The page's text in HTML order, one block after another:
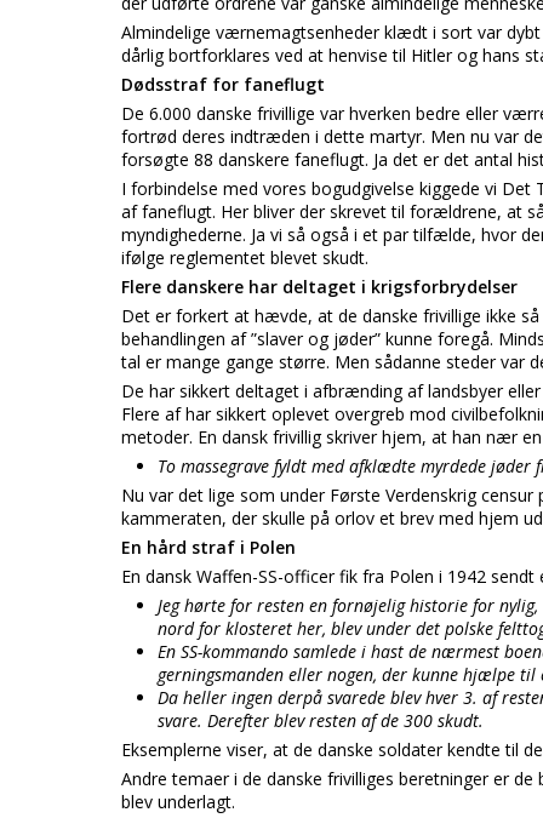
Almindelige værnemagtsenheder klædt i sort var
dårlig bortforklares ved at henvise til Hitler og hans
Dødsstraf for faneflugt
De 6.000 danske frivillige var hverken bedre eller
fortrød deres indtræden i dette martyr. Men nu var
forsøgte 88 danskere faneflugt. Ja det er det antal
I forbindelse med vores bogudgivelse kiggede vi
af faneflugt. Her bliver der skrevet til forældrene, at
myndighederne. Ja vi så også i et par tilfælde, hvor
ifølge reglementet blevet skudt.
Flere danskere har deltaget i krigsforbrydelser
Det er forkert at hævde, at de danske frivillige ikke
behandlingen af ”slaver og jøder” kunne foregå.
tal er mange gange større. Men sådanne steder var
De har sikkert deltaget i afbrænding af landsbyer
Flere af har sikkert oplevet overgreb mod
metoder. En dansk frivillig skriver hjem, at han nær
To massegrave fyldt med afklædte myrdede
Nu var det lige som under Første Verdenskrig
kammeraten, der skulle på orlov et brev med hjem
En hård straf i Polen
En dansk Waffen-SS-officer fik fra Polen i 1942
Jeg hørte for resten en fornøjelig historie for
nord for klosteret her, blev under det polske
En SS-kommando samlede i hast de nærmest
gerningsmanden eller nogen, der kunne hjælpe
Da heller ingen derpå svarede blev hver 3. af
svare. Derefter blev resten af de 300 skudt.
Eksemplerne viser, at de danske soldater kendte til
Andre temaer i de danske frivilliges beretninger er
blev underlagt.